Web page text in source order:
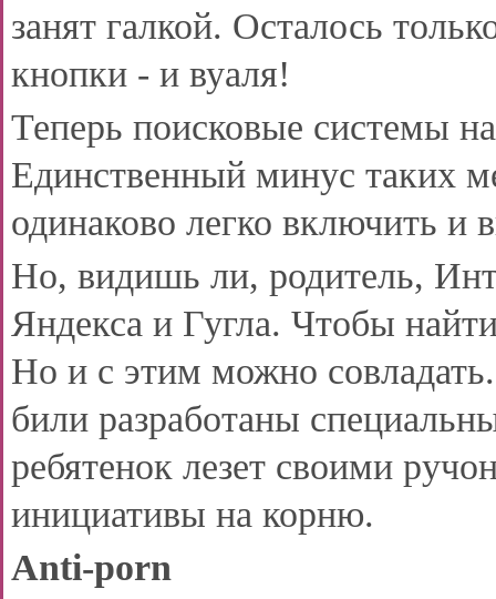
занят галкой. Осталось
кнопки - и вуаля!
Теперь поисковые системы
Единственный минус таких
одинаково легко включить и
Но, видишь ли, родитель,
Яндекса и Гугла. Чтобы
Но и с этим можно
били разработаны
ребятенок лезет своими
инициативы на корню.
Anti-porn